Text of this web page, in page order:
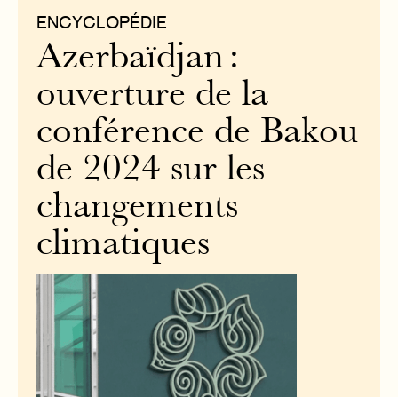
ENCYCLOPÉDIE
Azerbaïdjan :
ouverture de la
conférence de Bakou
de 2024 sur les
changements
climatiques